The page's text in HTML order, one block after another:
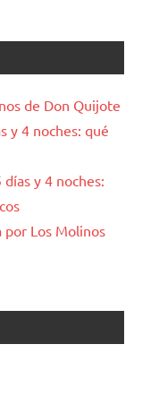
de Don Quijote
y 4 noches: qué
y 4 noches:
por Los Molinos